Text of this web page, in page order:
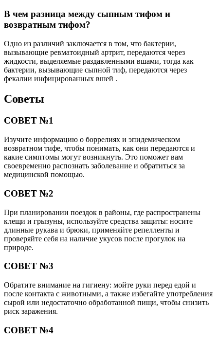
В чем разница между сыпным тифом и
возвратным тифом?
Одно из различий заключается в том, что бактерии,
вызывающие ревматоидный артрит, передаются через
жидкости, выделяемые раздавленными вшами, тогда как
бактерии, вызывающие сыпной тиф, передаются через
фекалии инфицированных вшей .
Советы
СОВЕТ №1
Изучите информацию о боррелиях и эпидемическом
возвратном тифе, чтобы понимать, как они передаются и
какие симптомы могут возникнуть. Это поможет вам
своевременно распознать заболевание и обратиться за
медицинской помощью.
СОВЕТ №2
При планировании поездок в районы, где распространены
клещи и грызуны, используйте средства защиты: носите
длинные рукава и брюки, применяйте репелленты и
проверяйте себя на наличие укусов после прогулок на
природе.
СОВЕТ №3
Обратите внимание на гигиену: мойте руки перед едой и
после контакта с животными, а также избегайте употребления
сырой или недостаточно обработанной пищи, чтобы снизить
риск заражения.
СОВЕТ №4